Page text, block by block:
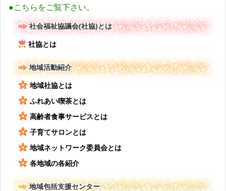
●こちらをご覧下さい。
社会福祉協議会(社協)とは
社協とは
地域活動紹介
地域社協とは
ふれあい喫茶とは
高齢者食事サービスとは
子育てサロンとは
地域ネットワーク委員会とは
各地域の各紹介
地域包括支援センター